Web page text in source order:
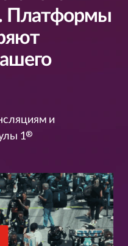
Платформы
и
1®